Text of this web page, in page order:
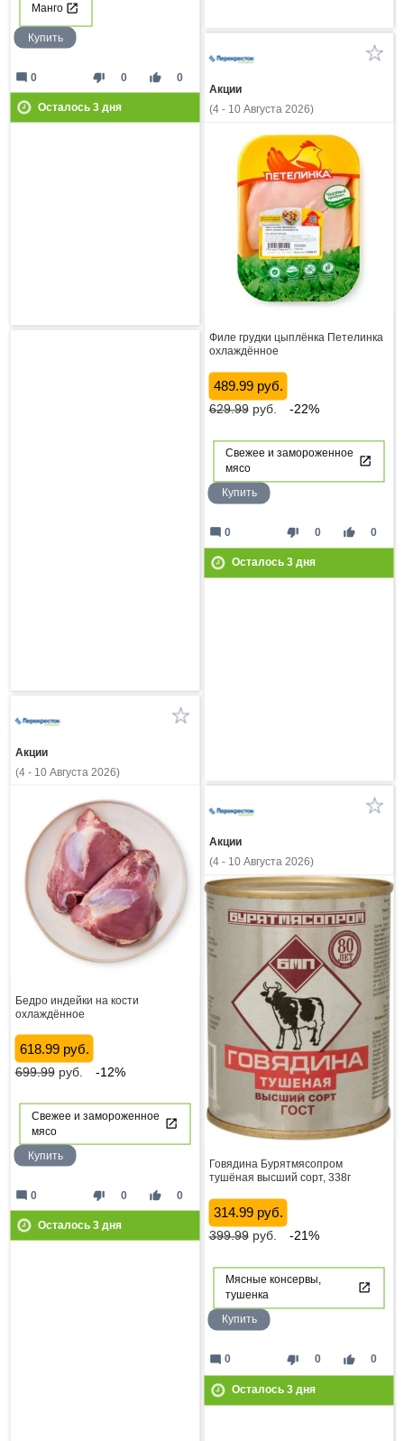
Манго
Купить
thumb_down 0 thumb_up 0
mode_comment 0
Осталось 3дня
Акции
(4 - 10 Августа 2026)
Филе грудки цыплёнка Петелинка
охлаждённое
489.99 руб.
629.99руб. -22%
Свежее и замороженное
мясо
Купить
thumb_down 0 thumb_up 0
mode_comment 0
Осталось 3дня
Акции
(4 - 10 Августа 2026)
Бедро индейки на кости
охлаждённое
618.99 руб.
699.99руб. -12%
Свежее и замороженное
мясо
Купить
thumb_down 0 thumb_up 0
mode_comment 0
Осталось 3дня
Акции
(4 - 10 Августа 2026)
Говядина Бурятмясопром
тушёная высший сорт, 338г
314.99 руб.
399.99руб. -21%
Мясные консервы,
тушенка
Купить
thumb_down 0 thumb_up 0
mode_comment 0
Осталось 3дня